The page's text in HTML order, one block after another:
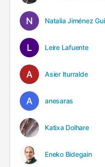
Natalia Jiménez
Leire Lafuente
Asier Iturralde
anesaras
Katixa Dolhare
Eneko Bidegain